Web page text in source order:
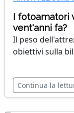
I fotoamatori
vent'anni fa?
Il peso
obiettivi sulla
Continua la